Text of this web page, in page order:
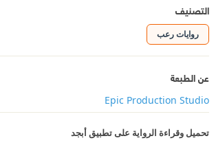
التصنيف
روايات رعب
عن الطبعة
Epic Production Studio
تحميل وقراءة الرواية على تطبيق أبجد